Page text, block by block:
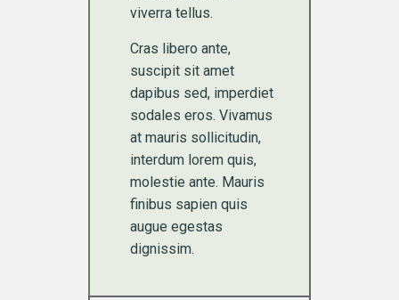
viverra tellus.
Cras libero ante,
suscipit sit amet
dapibus sed, imperdiet
sodales eros. Vivamus
at mauris sollicitudin,
interdum lorem quis,
molestie ante. Mauris
finibus sapien quis
augue egestas
dignissim.